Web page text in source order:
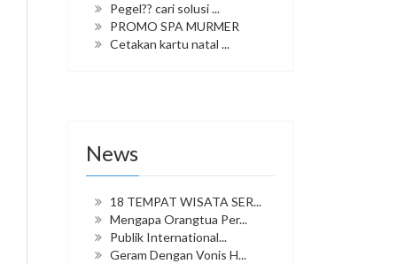
Pegel?? cari solusi ...
PROMO SPA MURMER
Cetakan kartu natal ...
News
18 TEMPAT WISATA SER...
Mengapa Orangtua Per...
Publik International...
Geram Dengan Vonis H...